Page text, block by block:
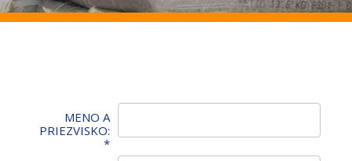
MENO A
PRIEZVISKO:
*